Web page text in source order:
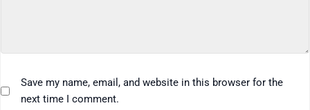
Save my name, email, and website in this browser for the
next time I comment.